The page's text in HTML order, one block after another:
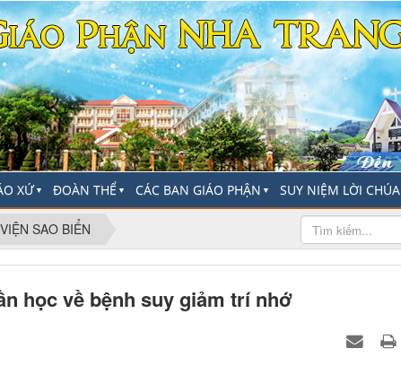
XỨ▼ ĐOÀN THỂ ▼ CÁC BAN GIÁO PHẬN ▼ SUY NIỆM LỜI CHÚA
SAO BIỂN
học về bệnh suy giảm trí nhớ